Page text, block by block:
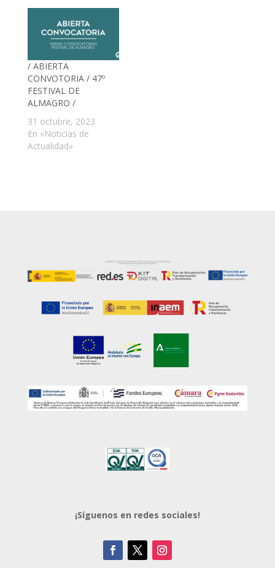
/ ABIERTA
CONVOTORIA / 47º
FESTIVAL DE
ALMAGRO /
31 octubre, 2023
En «Noticias de
Actualidad»
¡Síguenos en redes sociales!